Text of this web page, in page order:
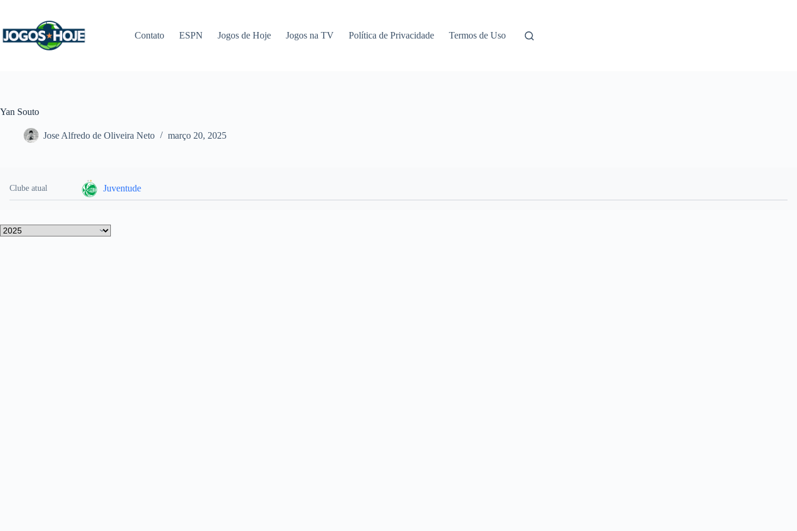
conteúdo
Contato ESPN Jogos de Hoje Jogos na TV Política de Privacidade Termos de Uso
Yan Souto
Jose Alfredo de Oliveira Neto março 20, 2025
Clube atual Juventude